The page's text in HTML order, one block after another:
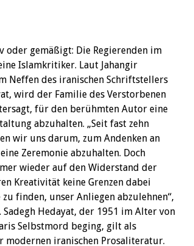
oder gemäßigt: Die Regierenden im
Islamkritiker. Laut Jahangir
Neffen des iranischen Schriftstellers
wird der Familie des Verstorbenen
für den berühmten Autor eine
abzuhalten. „Seit fast zehn
wir uns darum, zum Andenken an
Zeremonie abzuhalten. Doch
wieder auf den Widerstand der
Kreativität keine Grenzen dabei
finden, unser Anliegen abzulehnen“,
Sadegh Hedayat, der 1951 im Alter von
Selbstmord beging, gilt als
modernen iranischen Prosaliteratur.